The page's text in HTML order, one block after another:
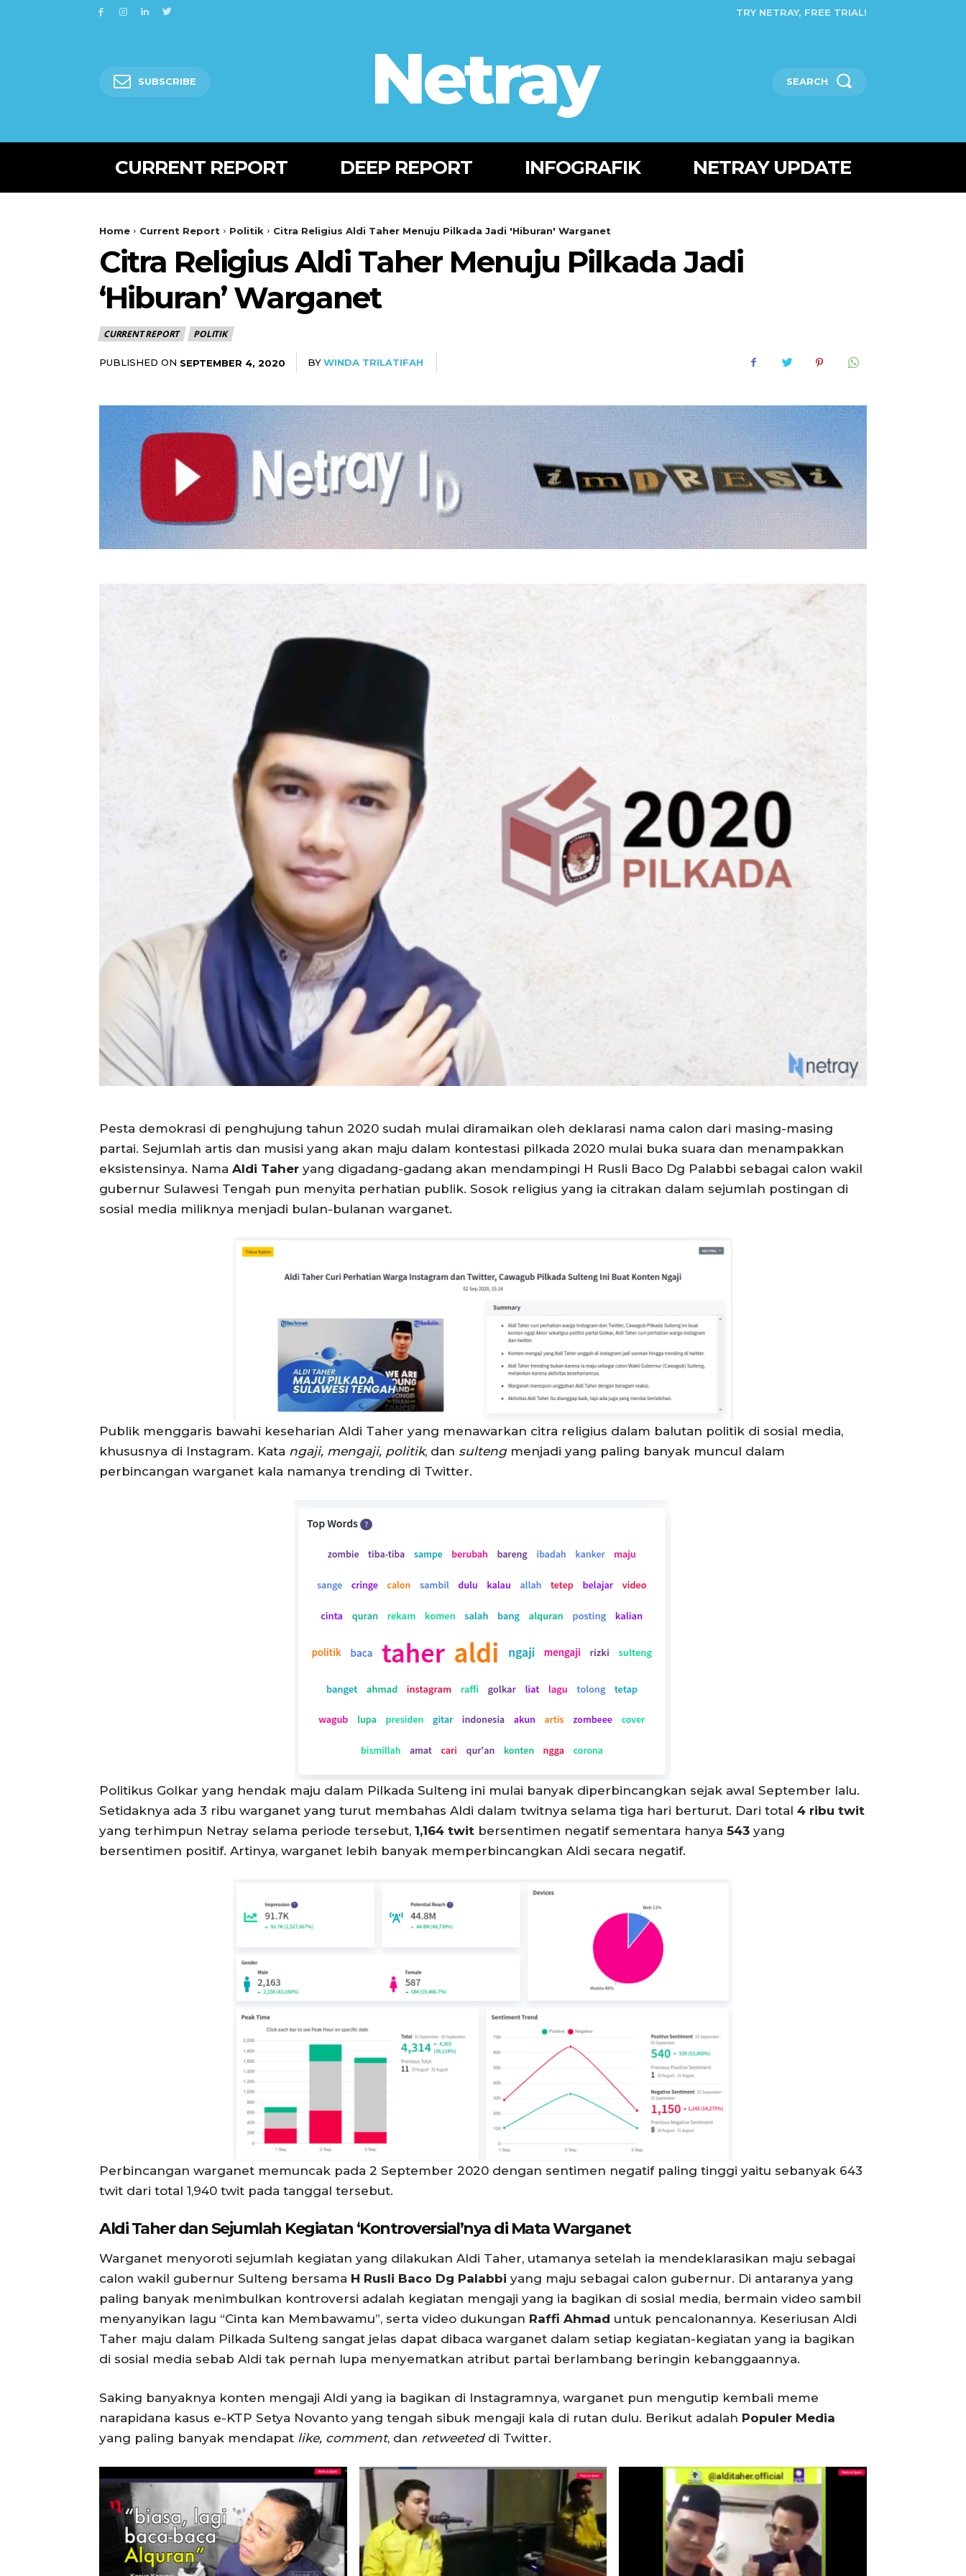
TRY NETRAY, FREE TRIAL!
SUBSCRIBE Netray SEARCH
CURRENT REPORT DEEP REPORT INFOGRAFIK NETRAY UPDATE
Home Current Report Politik Citra Religius Aldi Taher Menuju Pilkada Jadi 'Hiburan' Warganet
Citra Religius Aldi Taher Menuju Pilkada Jadi
‘Hiburan’ Warganet
CURRENT REPORT POLITIK
PUBLISHED ON SEPTEMBER 4, 2020 BYWINDA TRILATIFAH
Pesta demokrasi di penghujung tahun 2020 sudah mulai diramaikan oleh deklarasi nama calon dari masing-masing
partai. Sejumlah artis dan musisi yang akan maju dalam kontestasi pilkada 2020 mulai buka suara dan menampakkan
eksistensinya. Nama Aldi Taher yang digadang-gadang akan mendampingi H Rusli Baco Dg Palabbi sebagai calon wakil
gubernur Sulawesi Tengah pun menyita perhatian publik. Sosok religius yang ia citrakan dalam sejumlah postingan di
sosial media miliknya menjadi bulan-bulanan warganet.
Publik menggaris bawahi keseharian Aldi Taher yang menawarkan citra religius dalam balutan politik di sosial media,
khususnya di Instagram. Kata ngaji, mengaji, politik, dan sultengmenjadi yang paling banyak muncul dalam
perbincangan warganet kala namanya trending di Twitter.
Politikus Golkar yang hendak maju dalam Pilkada Sulteng ini mulai banyak diperbincangkan sejak awal September lalu.
Setidaknya ada 3 ribu warganet yang turut membahas Aldi dalam twitnya selama tiga hari berturut. Dari total 4 ribu twit
yang terhimpun Netray selama periode tersebut, 1,164 twit bersentimen negatif sementara hanya 543 yang
bersentimen positif. Artinya, warganet lebih banyak memperbincangkan Aldi secara negatif.
Perbincangan warganet memuncak pada 2 September 2020 dengan sentimen negatif paling tinggi yaitu sebanyak 643
twit dari total 1,940 twit pada tanggal tersebut.
Aldi Taher dan Sejumlah Kegiatan ‘Kontroversial’nya di Mata Warganet
Warganet menyoroti sejumlah kegiatan yang dilakukan Aldi Taher, utamanya setelah ia mendeklarasikan maju sebagai
calon wakil gubernur Sulteng bersama H Rusli Baco Dg Palabbi yang maju sebagai calon gubernur. Di antaranya yang
paling banyak menimbulkan kontroversi adalah kegiatan mengaji yang ia bagikan di sosial media, bermain video sambil
menyanyikan lagu “Cinta kan Membawamu”, serta video dukungan Raffi Ahmad untuk pencalonannya. Keseriusan Aldi
Taher maju dalam Pilkada Sulteng sangat jelas dapat dibaca warganet dalam setiap kegiatan-kegiatan yang ia bagikan
di sosial media sebab Aldi tak pernah lupa menyematkan atribut partai berlambang beringin kebanggaannya.
Saking banyaknya konten mengaji Aldi yang ia bagikan di Instagramnya, warganet pun mengutip kembali meme
narapidana kasus e-KTP Setya Novanto yang tengah sibuk mengaji kala di rutan dulu. Berikut adalah Populer Media
yang paling banyak mendapat like, comment, dan retweeteddi Twitter.